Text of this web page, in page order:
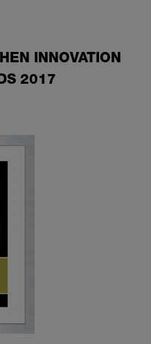
INNOVATION
2017